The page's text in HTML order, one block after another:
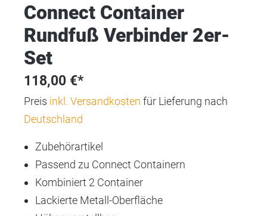
Connect Container
Rundfuß Verbinder 2er-
Set
118,00 €*
Preis inkl. Versandkosten für Lieferung nach
Deutschland
Zubehörartikel
Passend zu Connect Containern
Kombiniert 2 Container
Lackierte Metall-Oberfläche